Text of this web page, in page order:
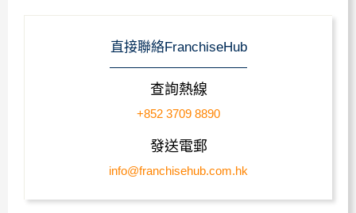
直接聯絡FranchiseHub
查詢熱線
+852 3709 8890
發送電郵
info@franchisehub.com.hk